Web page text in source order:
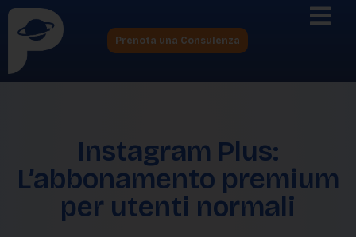
Prenota una Consulenza
Instagram Plus:
L’abbonamento premium
per utenti normali